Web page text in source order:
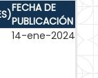
FECHA DE
PUBLICACIÓN
14-ene-2024